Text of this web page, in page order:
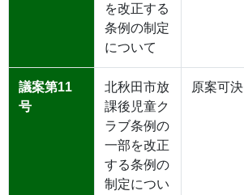
を改正する
条例の制定
について
議案第11
号
北秋田市放
課後児童ク
ラブ条例の
一部を改正
する条例の
制定につい
原案可決